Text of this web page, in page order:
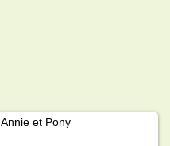
Annie et Pony